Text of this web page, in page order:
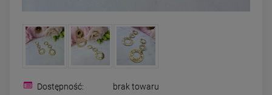
Bransoletka srebrna STAL
CHIRURGICZNA
Dostępność: brak towaru